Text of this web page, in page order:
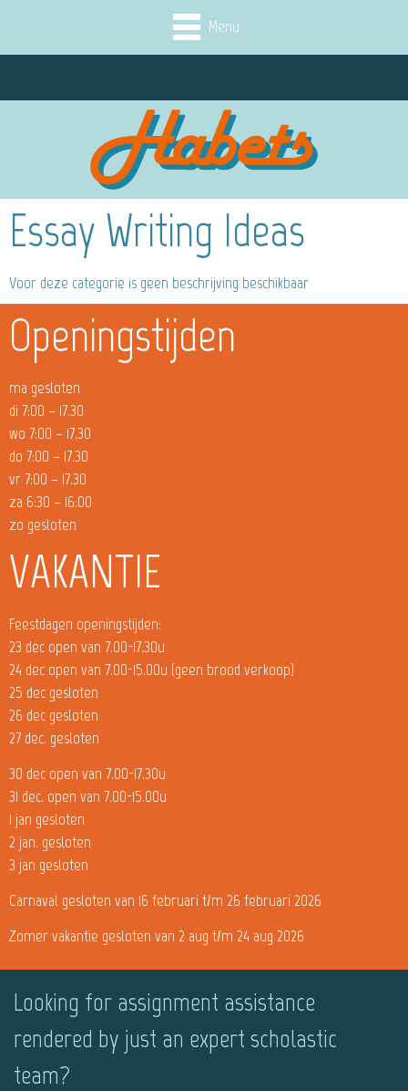
Menu
Essay Writing Ideas
Voor deze categorie is geen beschrijving beschikbaar
Openingstijden
ma gesloten
di 7:00 – 17.30
wo 7:00 – 17.30
do 7:00 – 17.30
vr 7:00 – 17.30
za 6:30 – 16:00
zo gesloten
VAKANTIE
Feestdagen openingstijden:
23 dec open van 7.00-17.30u
24 dec open van 7.00-15.00u (geen brood verkoop)
25 dec gesloten
26 dec gesloten
27 dec. gesloten
30 dec open van 7.00-17.30u
31 dec. open van 7.00-15.00u
1 jan gesloten
2 jan. gesloten
3 jan gesloten
Carnaval gesloten van 16 februari t/m 26 februari 2026
Zomer vakantie gesloten van 2 aug t/m 24 aug 2026
Looking for assignment assistance
rendered by just an expert scholastic
team?